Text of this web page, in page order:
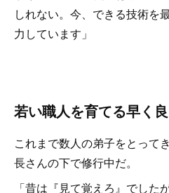
しれない。今、できる技術を
力しています」
若い職人を育てる早く
これまで数人の弟子をとって
長さんの下で修行中だ。
「昔は『見て覚えろ』でした